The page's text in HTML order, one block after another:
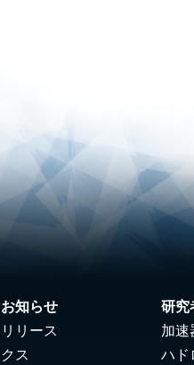
知らせ
リース
ス
研究
加速
ハド